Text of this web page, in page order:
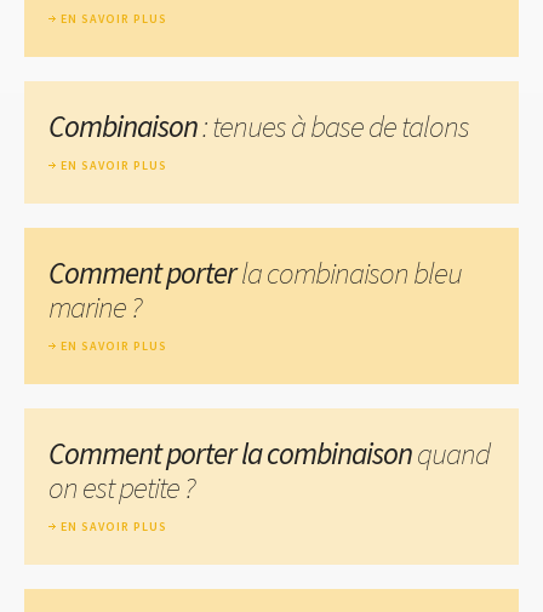
EN SAVOIR PLUS
Combinaison: tenues à base de talons
EN SAVOIR PLUS
Comment porterla combinaison bleu
marine ?
EN SAVOIR PLUS
Comment porter la combinaisonquand
on est petite ?
EN SAVOIR PLUS